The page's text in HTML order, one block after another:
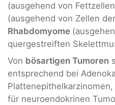
(ausgehend von
(ausgehend von Zellen
Rhabdomyome
quergestreiften
Von bösartigen Tumoren
entsprechend bei
für neuroendokrinen